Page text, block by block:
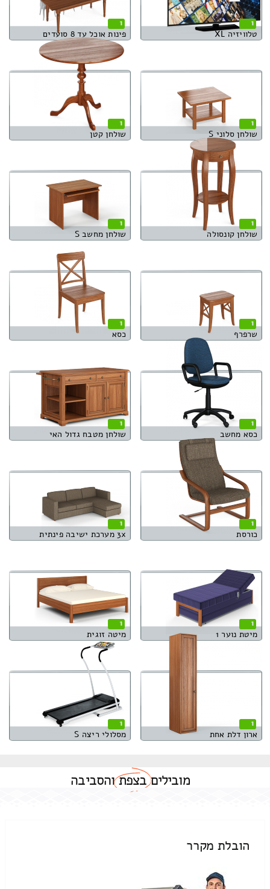
1
טלוויזיה XL
1
פינות אוכל עד 8 סועדים
1
שולחן סלוני S
1
שולחן קטן
1
שולחן קונסולה
1
שולחן מחשב S
1
שרפרף
1
כסא
1
כסא מחשב
1
שולחן מטבח גדול האי
1
כורסת
1
3x מערכת ישיבה פינתית
1
מיטת נוער 1
1
מיטה זוגית
1
ארון דלת אחת
1
מסלולי ריצה S
מוביליםבצפתוהסביבה
הובלת מקרר